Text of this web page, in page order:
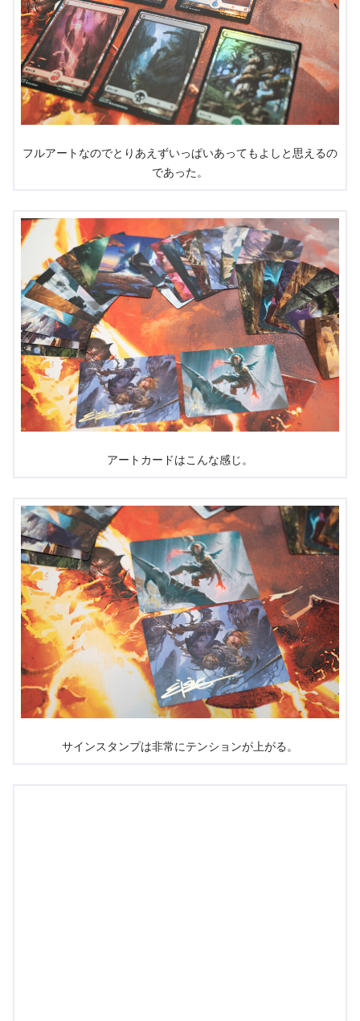
フルアートなのでとりあえずいっぱいあってもよしと思えるの
であった。
アートカードはこんな感じ。
サインスタンプは非常にテンションが上がる。